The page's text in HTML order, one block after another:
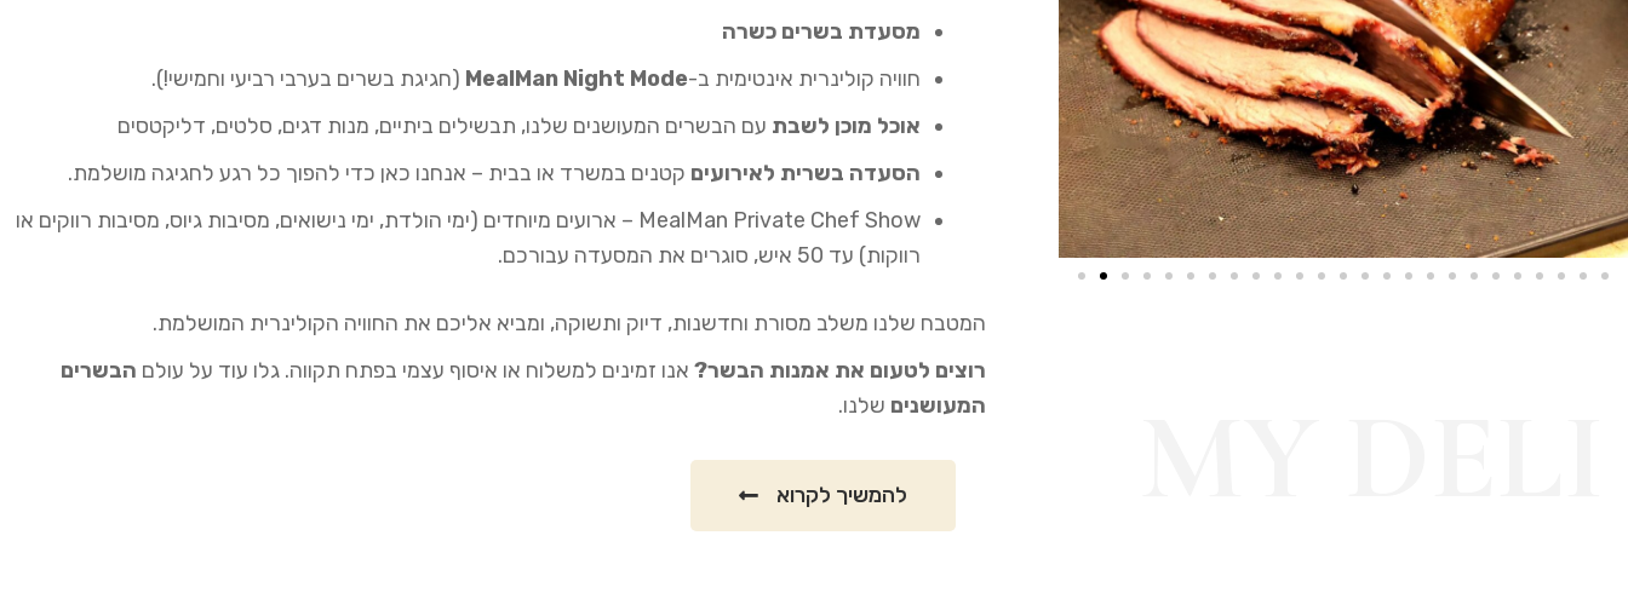
מסעדת בשרים כשרה
חוויה קולינרית אינטימית ב-MealMan Night Mode (חגיגת בשרים בערבי רביעי וחמישי!).
אוכל מוכן לשבת עם הבשרים המעושנים שלנו, תבשילים ביתיים, מנות דגים, סלטים, דליקטסים
הסעדה בשרית לאירועים קטנים במשרד או בבית – אנחנו כאן כדי להפוך כל רגע לחגיגה מושלמת.
MealMan Private Chef Show – ארועים מיוחדים (ימי הולדת, ימי נישואים, מסיבות גיוס, מסיבות רווקים או
רווקות) עד 50 איש, סוגרים את המסעדה עבורכם.
המטבח שלנו משלב מסורת וחדשנות, דיוק ותשוקה, ומביא אליכם את החוויה הקולינרית המושלמת.
רוצים לטעום את אמנות הבשר? אנו זמינים למשלוח או איסוף עצמי בפתח תקווה. גלו עוד על עולם הבשרים
המעושנים שלנו.
להמשיך לקרוא